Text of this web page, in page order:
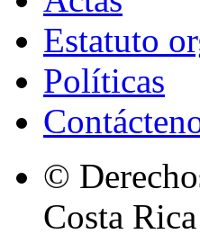
Estatuto
Políticas
©
Costa